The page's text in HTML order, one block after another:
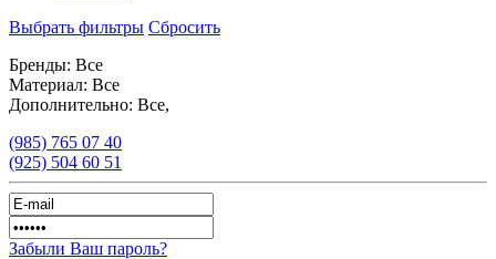
Выбрать фильтры Сбросить
Бренды: Все
Материал: Все
Дополнительно: Все,
(985) 765 07 40
(925) 504 60 51
Забыли Ваш пароль?